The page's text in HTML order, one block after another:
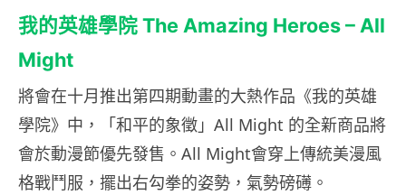
我的英雄學院 The Amazing Heroes – All
Might
將會在十月推出第四期動畫的大熱作品《我的英雄
學院》中，「和平的象徵」All Might 的全新商品將
會於動漫節優先發售。All Might會穿上傳統美漫風
格戰鬥服，擺出右勾拳的姿勢，氣勢磅礡。